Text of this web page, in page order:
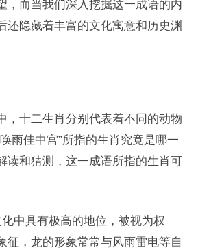
，而当我们深入挖掘这一成语的内
还隐藏着丰富的文化寓意和历史渊
，十二生肖分别代表着不同的动物
雨佳中宫”所指的生肖究竟是哪一
读和猜测，这一成语所指的生肖可
中具有极高的地位，被视为权
征，龙的形象常常与风雨雷电等自